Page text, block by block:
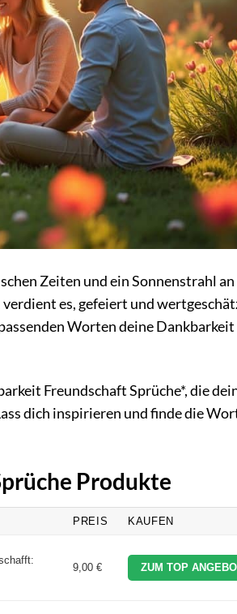
Zeiten und ein Sonnenstrahl an
es, gefeiert und
Worten deine Dankbarkeit
Freundschaft Sprüche*, die
dich inspirieren und finde die
Produkte
PREIS KAUFEN
9,00 € ZUM TOP